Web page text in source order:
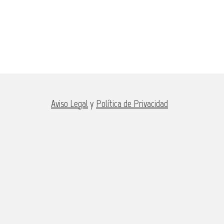
Aviso Legaly Política de Privacidad